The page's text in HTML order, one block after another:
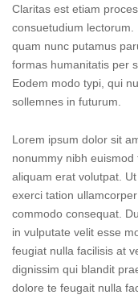
Claritas est etiam
consuetudium lectorum.
quam nunc putamus
formas humanitatis per
Eodem modo typi, qui
sollemnes in futurum.
Lorem ipsum dolor sit
nonummy nibh
aliquam erat volutpat.
exerci tation
commodo consequat.
in vulputate velit esse
feugiat nulla facilisis at
dignissim qui blandit
dolore te feugait nulla